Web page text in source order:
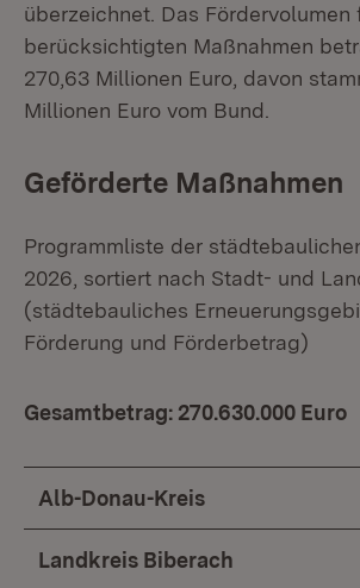
überzeichnet. Das Fördervolumen
berücksichtigten Maßnahmen
270,63 Millionen Euro, davon
Millionen Euro vom Bund.
Geförderte Maßnahmen
Programmliste der
2026, sortiert nach Stadt- und
(städtebauliches
Förderung und Förderbetrag)
Gesamtbetrag: 270.630.000 Euro
Alb-Donau-Kreis
Landkreis Biberach